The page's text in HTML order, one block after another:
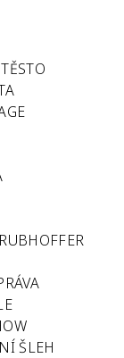
ŠLEH